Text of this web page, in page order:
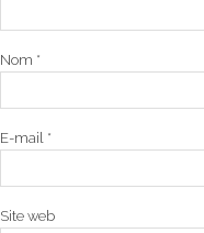
Nom *
E-mail *
Site web